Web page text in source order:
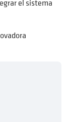
el sistema